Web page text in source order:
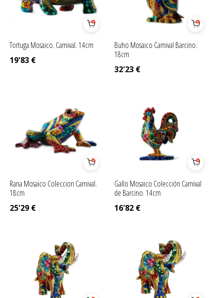
Tortuga Mosaico. Carnival. 14cm
19'83 €
Buho Mosaico Carnival Barcino.
18cm
32'23 €
Rana Mosaico Coleccion Carnival.
18cm
25'29 €
Gallo Mosaico Colección Carnival
de Barcino. 14cm
16'82 €